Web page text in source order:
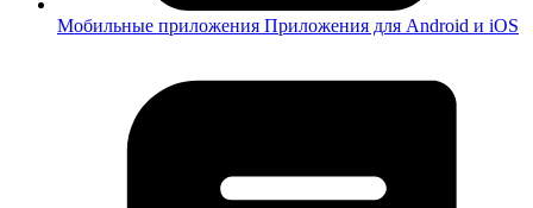
Мобильные приложения Приложения для Android и iOS